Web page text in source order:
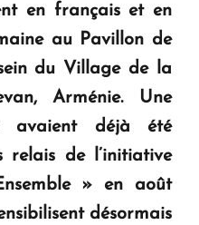
en français et en
au Pavillon de
du Village de la
Arménie. Une
avaient déjà été
relais de l’initiative
» en août
désormais